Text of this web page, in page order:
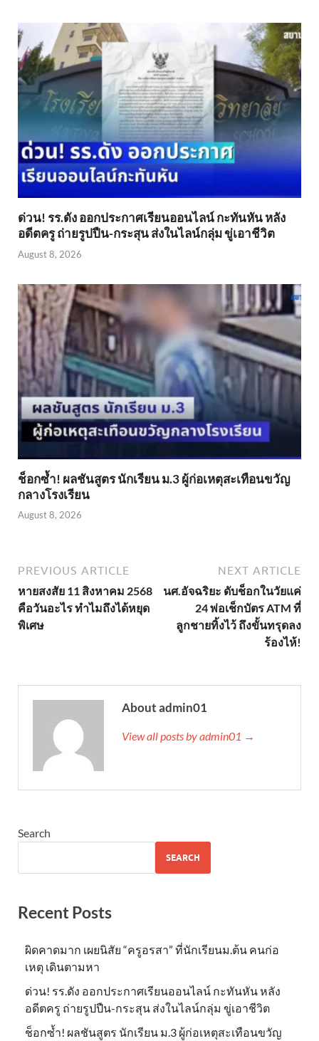
ด่วน! รร.ดัง ออกประกาศเรียนออนไลน์ กะทันหัน หลัง
อดีตครู ถ่ายรูปปืน-กระสุน ส่งในไลน์กลุ่ม ขู่เอาชีวิต
August 8, 2026
ช็อกซ้ำ! ผลชันสูตร นักเรียน ม.3 ผู้ก่อเหตุสะเทือนขวัญ
กลางโรงเรียน
August 8, 2026
PREVIOUS ARTICLE
หายสงสัย 11 สิงหาคม 2568
คือวันอะไร ทำไมถึงได้หยุด
พิเศษ
NEXT ARTICLE
นศ.อัจฉริยะ ดับช็อกในวัยแค่
24 พ่อเช็กบัตร ATM ที่
ลูกชายทิ้งไว้ ถึงขั้นทรุดลง
ร้องไห้!
About admin01
View all posts by admin01 →
Search
SEARCH
Recent Posts
ผิดคาดมาก เผยนิสัย “ครูอรสา” ที่นักเรียนม.ต้น คนก่อ
เหตุ เดินตามหา
ด่วน! รร.ดัง ออกประกาศเรียนออนไลน์ กะทันหัน หลัง
อดีตครู ถ่ายรูปปืน-กระสุน ส่งในไลน์กลุ่ม ขู่เอาชีวิต
ช็อกซ้ำ! ผลชันสูตร นักเรียน ม.3 ผู้ก่อเหตุสะเทือนขวัญ